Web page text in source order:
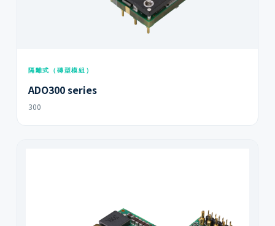
隔離式（磚型模組）
ADO300 series
300